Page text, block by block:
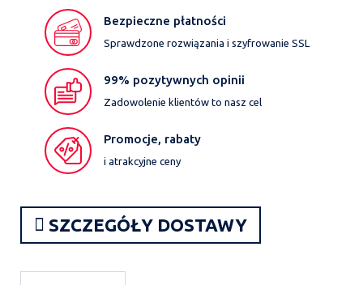
Bezpieczne płatności
Sprawdzone rozwiązania i szyfrowanie SSL
99% pozytywnych opinii
Zadowolenie klientów to nasz cel
Promocje, rabaty
i atrakcyjne ceny
SZCZEGÓŁY DOSTAWY